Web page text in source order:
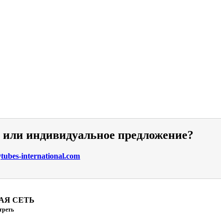
индивидуальное предложение?
international.com
СЕТЬ